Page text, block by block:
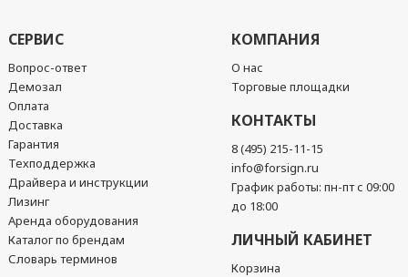
СЕРВИС
Вопрос-ответ
Демозал
Оплата
Доставка
Гарантия
Техподдержка
Драйвера и инструкции
Лизинг
Аренда оборудования
Каталог по брендам
Словарь терминов
КОМПАНИЯ
О нас
Торговые площадки
КОНТАКТЫ
8 (495) 215-11-15
info@forsign.ru
График работы: пн-пт с 09:00
до 18:00
ЛИЧНЫЙ КАБИНЕТ
Корзина